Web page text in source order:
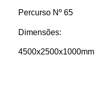
Percurso Nº 65
Dimensões:
4500x2500x1000mm